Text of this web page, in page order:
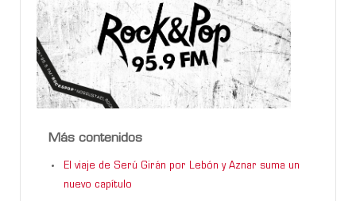
Más contenidos
El viaje de Serú Girán por Lebón y Aznar suma un
nuevo capítulo